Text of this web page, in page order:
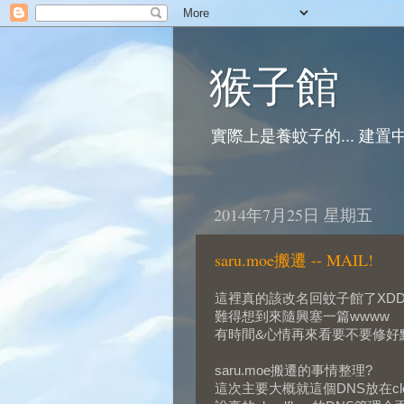
猴子館
實際上是養蚊子的... 建置
2014年7月25日 星期五
saru.moe搬遷 -- MAIL!
這裡真的該改名回蚊子館了
難得想到來隨興塞一篇wwww
有時間&心情再來看要不要修好
saru.moe搬遷的事情整理?
這次主要大概就這個DNS放在